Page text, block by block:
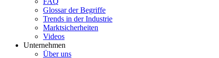
Glossar der Begriffe
Trends in der Industrie
Marktsicherheiten
Videos
Unternehmen
Über uns